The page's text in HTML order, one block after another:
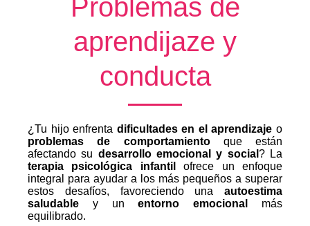
Problemas de
aprendijaze y
conducta
¿Tu hijo enfrenta dificultades en el aprendizaje o
problemas de comportamientoque están
afectando su desarrollo emocional y social ? La
terapia psicológica infantil
ofrece un enfoque
integral para ayudar a los más pequeños a superar
estos desafíos, favoreciendo una autoestima
saludable y unentorno emocional
más
equilibrado.